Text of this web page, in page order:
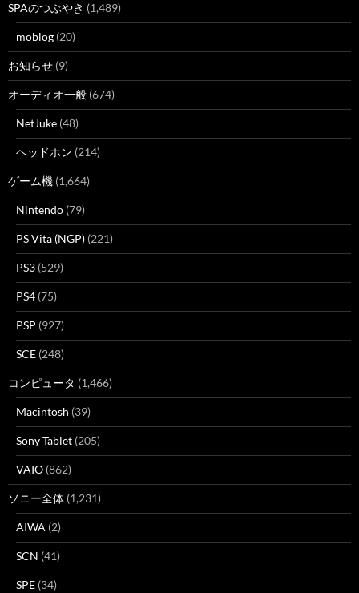
SPAのつぶやき (1,489)
moblog (20)
お知らせ (9)
オーディオ一般 (674)
NetJuke (48)
ヘッドホン (214)
ゲーム機 (1,664)
Nintendo (79)
PS Vita (NGP) (221)
PS3 (529)
PS4 (75)
PSP (927)
SCE (248)
コンピュータ (1,466)
Macintosh (39)
Sony Tablet (205)
VAIO (862)
ソニー全体 (1,231)
AIWA (2)
SCN (41)
SPE (34)